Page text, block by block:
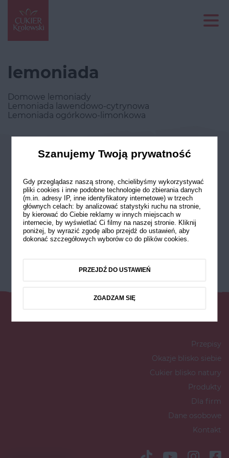
lemoniada
Domowe lemoniady
Lemoniada lawendowo-cytrynowa
Lemoniada ogórkowo-limonkowa
Odwiedź nasze profile w social
Przepisy
Okazje blisko siebie
Cukier blisko natury
Produkty
Dla firm
Dane osobowe
Kontakt
Szanujemy Twoją prywatność
Gdy przeglądasz naszą stronę, chcielibyśmy wykorzystywać
pliki cookies i inne podobne technologie do zbierania danych
(m.in. adresy IP, inne identyfikatory internetowe) w trzech
głównych celach: by analizować statystyki ruchu na stronie,
by kierować do Ciebie reklamy w innych miejscach w
internecie, by wyświetlać Ci filmy na naszej stronie. Kliknij
poniżej, by wyrazić zgodę albo przejdź do ustawień, aby
dokonać szczegółowych wyborów co do plików cookies.
PRZEJDŹ DO USTAWIEŃ
ZGADZAM SIĘ